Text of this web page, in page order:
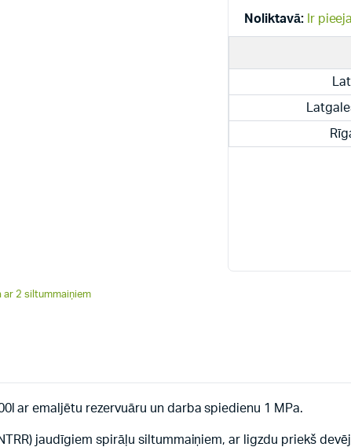
MPa
ar
siltummaiņiem
l
NTRR/BP
Noliktavā: Ir
2 siltummaiņiem
ar emaljētu rezervuāru un darba spiedienu 1 MPa.
jaudīgiem spirāļu siltummaiņiem, ar ligzdu priekš